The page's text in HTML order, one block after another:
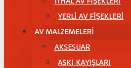
YERLİ AV FİŞEKLERİ
AV MALZEMELERİ
AKSESUAR
ASKI KAYIŞLARI